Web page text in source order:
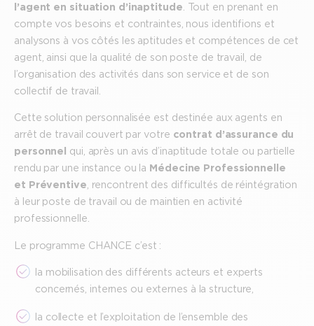
l’agent en situation d’inaptitude . Tout en prenant en
compte vos besoins et contraintes, nous identifions et
analysons à vos côtés les aptitudes et compétences de cet
agent, ainsi que la qualité de son poste de travail, de
l’organisation des activités dans son service et de son
collectif de travail.
Cette solution personnalisée est destinée aux agents en
arrêt de travail couvert par votre contrat d’assurance du
personnel qui, après un avis d’inaptitude totale ou partielle
rendu par une instance ou la Médecine Professionnelle
et Préventive, rencontrent des difficultés de réintégration
à leur poste de travail ou de maintien en activité
professionnelle.
Le programme CHANCE c’est :
la mobilisation des différents acteurs et experts
concernés, internes ou externes à la structure,
la collecte et l’exploitation de l’ensemble des